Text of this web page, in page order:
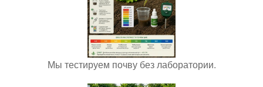
Мы тестируем почву без лаборатории.